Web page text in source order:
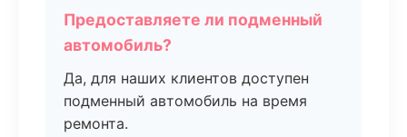
Предоставляете ли подменный
автомобиль?
Да, для наших клиентов доступен
подменный автомобиль на время
ремонта.